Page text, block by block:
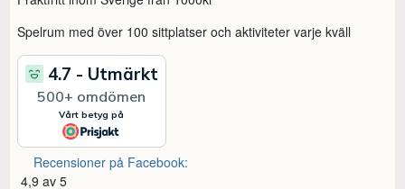
Spelrum med över 100 sittplatser och aktiviteter varje kväll
Recensioner på Facebook:
4,9 av 5